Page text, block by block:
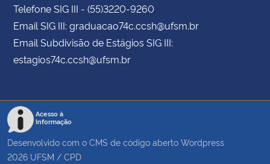
Telefone SIG III - (55)3220-9260
Email SIG III: graduacao74c.ccsh@ufsm.br
Email Subdivisão de Estágios SIG III:
estagios74c.ccsh@ufsm.br
Acesso à
Informação
Desenvolvido com o CMS de código aberto Wordpress
2026 UFSM / CPD